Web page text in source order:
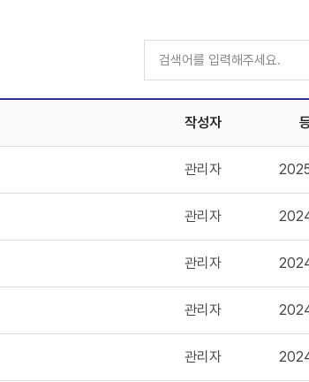
작성자
관리자
관리자
관리자
관리자
관리자